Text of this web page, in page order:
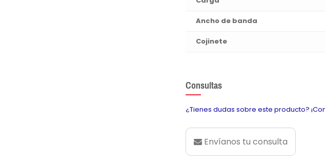
Ancho de banda
Cojinete
Consultas
¿Tienes dudas sobre este producto?
Envíanos tu consulta